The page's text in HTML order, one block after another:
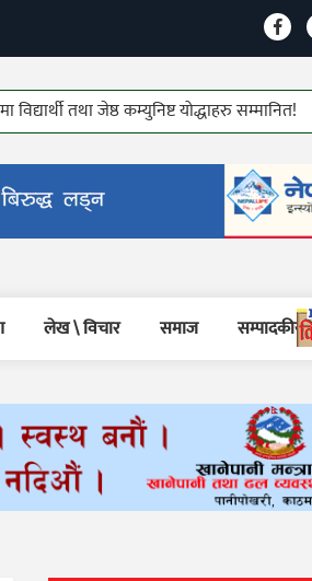
जेष्ठ कम्युनिष्ट योद्धाहरु सम्मानित! वर्षान्त
लेख \ विचार समाज सम्पादकीय